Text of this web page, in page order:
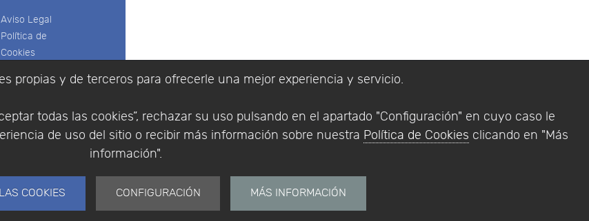
propias y de terceros para ofrecerle una mejor experiencia y servicio.
todas las cookies”, rechazar su uso pulsando en el apartado "Configuración" en cuyo caso le
de uso del sitio o recibir más información sobre nuestra Política de Cookies clicando en "Más
información".
COOKIES CONFIGURACIÓN MÁS INFORMACIÓN
Aviso Legal
Política de
Cookies
Privacidad
de compra
Identificarse
|Política de Cookies
© Copyright 1994 - 2026. Addlink Software
Distribuidor de soluciones software para
España y Portugal.